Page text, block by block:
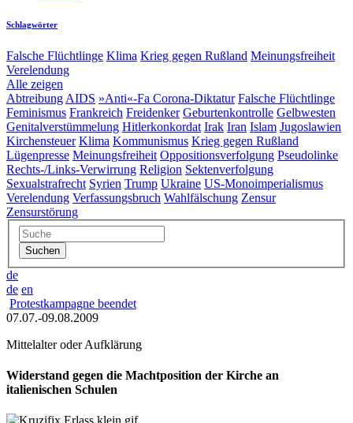
Schlagwörter
Falsche Flüchtlinge Klima Krieg gegen Rußland Meinungsfreiheit
Verelendung
Alle zeigen
Abtreibung AIDS »Anti«-Fa Corona-Diktatur Falsche Flüchtlinge
Feminismus Frankreich Freidenker Geburtenkontrolle Gelbwesten
Genitalverstümmelung Hitlerkonkordat Irak Iran Islam Jugoslawien
Kirchensteuer Klima Kommunismus Krieg gegen Rußland
Lügenpresse Meinungsfreiheit Oppositionsverfolgung Pseudolinke
Rechts-/Links-Verwirrung Religion Sektenverfolgung
Sexualstrafrecht Syrien Trump Ukraine US-Monoimperialismus
Verelendung Verfassungsbruch Wahlfälschung Zensur
Zensurstörung
de
de en
Protestkampagne beendet
07.07.-09.08.2009
Mittelalter oder Aufklärung
Widerstand gegen die Machtposition der Kirche an
italienischen Schulen